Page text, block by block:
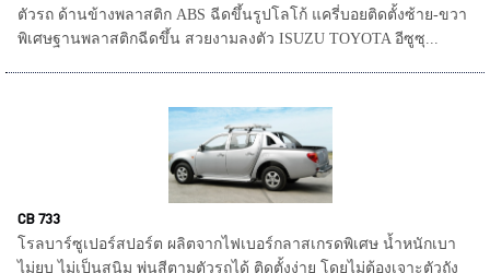
ตัวรถ ด้านข้างพลาสติก ABS ฉีดขึ้นรูปโลโก้ แครี่บอยติดตั้งซ้าย-ขวา
พิเศษฐานพลาสติกฉีดขึ้น สวยงามลงตัว ISUZU TOYOTA อีซูซุ...
CB 733
โรลบาร์ซูเปอร์สปอร์ต ผลิตจากไฟเบอร์กลาสเกรดพิเศษ น้ำหนักเบา
ไม่ยุบ ไม่เป็นสนิม พ่นสีตามตัวรถได้ ติดตั้งง่าย โดยไม่ต้องเจาะตัวถัง